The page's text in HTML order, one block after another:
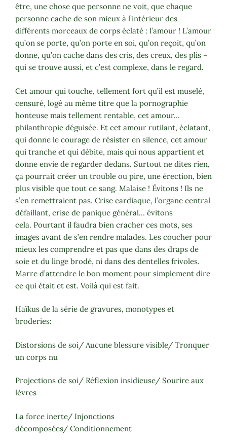
être, une chose que personne ne voit, que chaque
personne cache de son mieux à l’intérieur des
différents morceaux de corps éclaté : l’amour ! L’amour
qu’on se porte, qu’on porte en soi, qu’on reçoit, qu’on
donne, qu’on cache dans des cris, des creux, des plis –
qui se trouve aussi, et c’est complexe, dans le regard.
Cet amour qui touche, tellement fort qu’il est muselé,
censuré, logé au même titre que la pornographie
honteuse mais tellement rentable, cet amour…
philanthropie déguisée. Et cet amour rutilant, éclatant,
qui donne le courage de résister en silence, cet amour
qui tranche et qui débite, mais qui nous appartient et
donne envie de regarder dedans. Surtout ne dites rien,
ça pourrait créer un trouble ou pire, une érection, bien
plus visible que tout ce sang. Malaise ! Évitons ! Ils ne
s’en remettraient pas. Crise cardiaque, l’organe central
défaillant, crise de panique général… évitons
cela. Pourtant il faudra bien cracher ces mots, ses
images avant de s’en rendre malades. Les coucher pour
mieux les comprendre et pas que dans des draps de
soie et du linge brodé, ni dans des dentelles frivoles.
Marre d’attendre le bon moment pour simplement dire
ce qui était et est. Voilà qui est fait.
Haïkus de la série de gravures, monotypes et
broderies:
Distorsions de soi/ Aucune blessure visible/ Tronquer
un corps nu
Projections de soi/ Réflexion insidieuse/ Sourire aux
lèvres
La force inerte/ Injonctions
décomposées/ Conditionnement